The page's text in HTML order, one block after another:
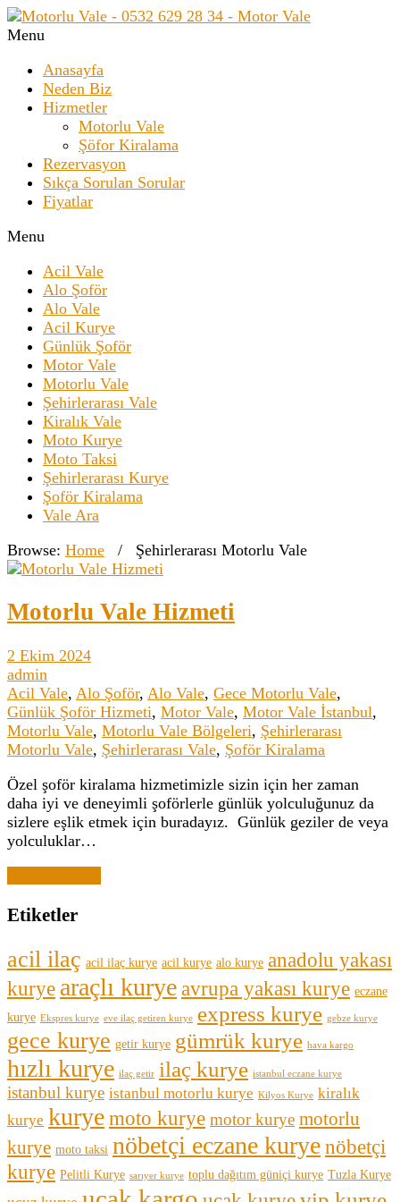
Menu
Anasayfa
Neden Biz
Hizmetler
Motorlu Vale
Şöfor Kiralama
Rezervasyon
Sıkça Sorulan Sorular
Fiyatlar
Menu
Acil Vale
Alo Şoför
Alo Vale
Acil Kurye
Günlük Şoför
Motor Vale
Motorlu Vale
Şehirlerarası Vale
Kiralık Vale
Moto Kurye
Moto Taksi
Şehirlerarası Kurye
Şoför Kiralama
Vale Ara
Browse: Home / Şehirlerarası Motorlu Vale
Motorlu Vale Hizmeti
2 Ekim 2024
admin
Acil Vale, Alo Şoför, Alo Vale, Gece Motorlu Vale,
Günlük Şoför Hizmeti, Motor Vale, Motor Vale İstanbul,
Motorlu Vale, Motorlu Vale Bölgeleri, Şehirlerarası
Motorlu Vale, Şehirlerarası Vale, Şoför Kiralama
Özel şoför kiralama hizmetimizle sizin için her zaman
daha iyi ve deneyimli şoförlerle günlük yolculuğunuz da
sizlere eşlik etmek için buradayız. Günlük geziler de veya
yolculuklar…
Etiketler
acil ilaç acil ilaç kurye acil kurye alo kurye anadolu yakası
kurye araçlı kuryeavrupa yakası kurye eczane
kurye Ekspres kurye eve ilaç getiren kurye express kurye gebze kurye
gece kurye getir kurye gümrük kurye hava kargo
hızlı kurye ilaç getir ilaç kurye istanbul eczane kurye
istanbul kurye istanbul motorlu kurye Kilyos Kurye kiralık
kurye kuryemoto kurye motor kurye motorlu
kurye moto taksi nöbetçi eczane kuryenöbetçi
kurye Pelitli Kurye sarıyer kurye toplu dağıtım güniçi kurye Tuzla Kurye